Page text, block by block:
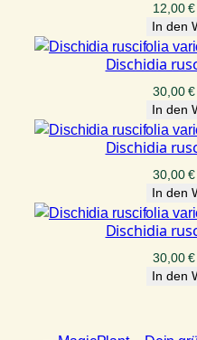
12,00€
In den
Dischidia
30,00€
In den
Dischidia
30,00€
In den
Dischidia
30,00€
In den